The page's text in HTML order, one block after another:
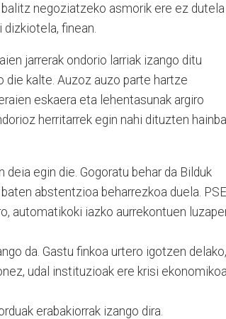
negoziatzeko asmorik ere ez dutela
finean.
jarrerak ondorio larriak izango ditu
die kalte. Auzoz auzo parte hartze
eskaera eta lehentasunak argiro
herritarrek egin nahi dituzten
egin die. Gogoratu behar da Bilduk
abstentzioa beharrezkoa duela.
automatikoki iazko aurrekontuen
da. Gastu finkoa urtero igotzen delako,
udal instituzioak ere krisi ekonomikoa
erabakiorrak izango dira.